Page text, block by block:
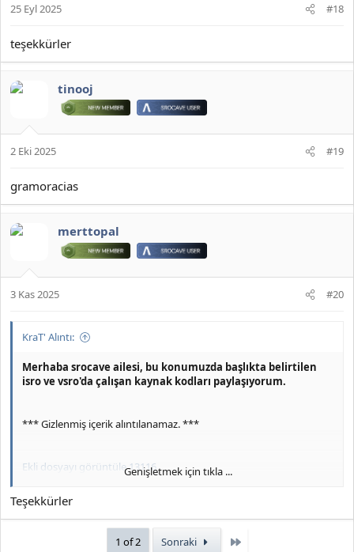
25 Eyl 2025 #18
teşekkürler
tinooj
2 Eki 2025 #19
gramoracias
merttopal
3 Kas 2025 #20
KraT' Alıntı:
Merhaba srocave ailesi, bu konumuzda başlıkta belirtilen
isro ve vsro'da çalışan kaynak kodları paylaşıyorum.
*** Gizlenmiş içerik alıntılanamaz. ***
Ekli dosyayı görüntüle 13116
srocave'i takipte kalın.
Genişletmek için tıkla ...
Teşekkürler
1 of 2 Sonraki